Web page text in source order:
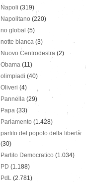
Napoli (319)
Napolitano (220)
no global (5)
notte bianca (3)
Nuovo Centrodestra (2)
Obama (11)
olimpiadi (40)
Oliveri (4)
Pannella (29)
Papa (33)
Parlamento (1.428)
partito del popolo della libertà
(30)
Partito Democratico (1.034)
PD (1.188)
PdL (2.781)